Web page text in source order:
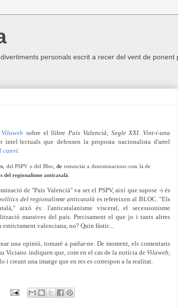
personals escrit a recer del vent de
Vilaweb sobre el llibre País Valencià, Segle XXI. Vint-i-una
intel·lectuals que defensen la proposta nacionalista d'arrel
canvi:
, del PSPV o del Bloc,de renunciar a denominacions com la de
del regionalisme anticatalà
de "País Valencià" va ser el PSPV, així que supose -i és
del regionalisme anticatalà es refereixen al BLOC. "Els
això és: l'anticatalanisme visceral, el secessionisme
massives del país. Precisament el que jo i tants altres
valenciana, no? Quin fàstic...
una opinió, tornaré a parlar-ne. De moment, els comentaris
Viciano indiquen que, com en el cas de la notícia de Vilaweb,
i creant una imatge que en res es correspon a la realitat.